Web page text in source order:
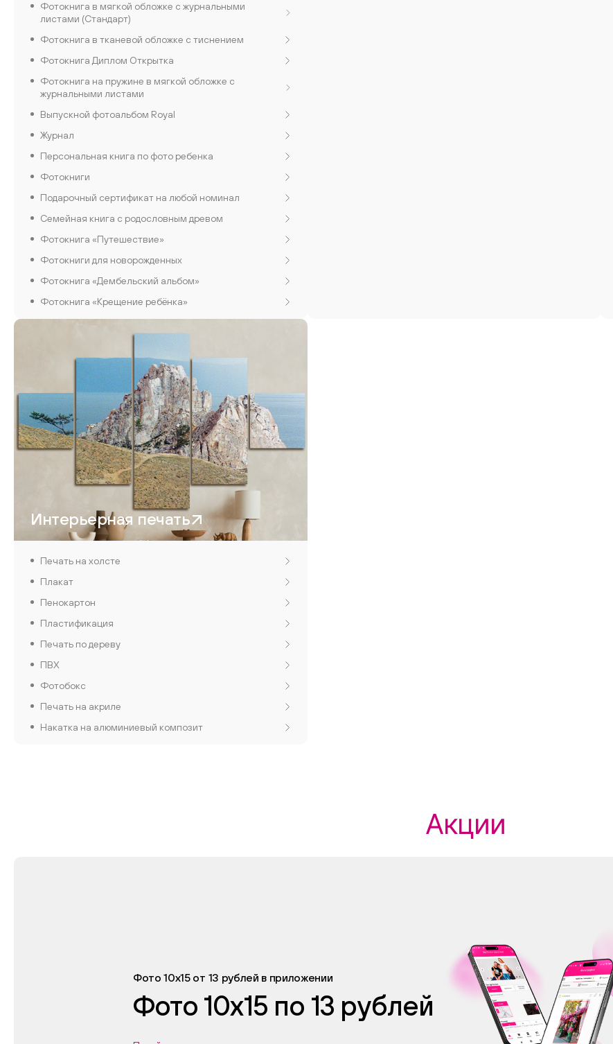
Фотокнига в мягкой обложке с журнальными
листами (Стандарт)
Фотокнига в тканевой обложке с тиснением
Фотокнига Диплом Открытка
Фотокнига на пружине в мягкой обложке с
журнальными листами
Выпускной фотоальбом Royal
Журнал
Персональная книга по фото ребенка
Фотокниги
Подарочный сертификат на любой номинал
Семейная книга с родословным древом
Фотокнига «Путешествие»
Фотокниги для новорожденных
Фотокнига «Дембельский альбом»
Фотокнига «Крещение ребёнка»
Интерьерная печать
Печать на холсте
Плакат
Пенокартон
Пластификация
Печать по дереву
ПВХ
Фотобокс
Печать на акриле
Накатка на алюминиевый композит
Акции
Фото 10х15 от 13 рублей в приложении
Фото 10х15 по 13 рублей